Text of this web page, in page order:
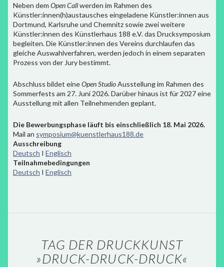
Neben dem Open Callwerden im Rahmen des
Künstler:innen(h)austausches eingeladene Künstler:innen aus
Dortmund, Karlsruhe und Chemnitz sowie zwei weitere
Künstler:innen des Künstlerhaus 188 e.V. das Drucksymposium
begleiten. Die Künstler:innen des Vereins durchlaufen das
gleiche Auswahlverfahren, werden jedoch in einem separaten
Prozess von der Jury bestimmt.
Abschluss bildet eineOpen StudioAusstellung im Rahmen des
Sommerfests am 27. Juni 2026. Darüber hinaus ist für 2027 eine
Ausstellung mit allen Teilnehmenden geplant.
Die Bewerbungsphase läuft bis einschließlich 18. Mai 2026.
Mail an symposium@kuenstlerhaus188.de
Ausschreibung
Deutsch I Englisch
Teilnahmebedingungen
Deutsch I Englisch
TAG DER DRUCKKUNST
»DRUCK-DRUCK-DRUCK«